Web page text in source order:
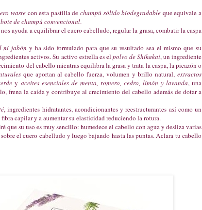
waste con esta pastilla dechampú sólido biodegradable que equivale a
de champú convencional.
ayuda a equilibrar el cuero cabelludo, regular la grasa, combatir la caspa
ni jabón y ha sido formulado para que su resultado sea el mismo que su
activos. Su activo estrella es el polvo de Shikakai, un ingrediente
del cabello mientras equilibra la grasa y trata la caspa, la picazón o
que aportan al cabello fuerza, volumen y brillo natural, extractos
y aceites esenciales de menta, romero, cedro, limón y lavanda, una
frena la caída y contribuye al crecimiento del cabello además de dotar a
, ingredientes hidratantes, acondicionantes y reestructurantes así como un
fibra capilar y a aumentar su elasticidad reduciendo la rotura.
que su uso es muy sencillo: humedece el cabello con agua y desliza varias
el cuero cabelludo y luego bajando hasta las puntas. Aclara tu cabello